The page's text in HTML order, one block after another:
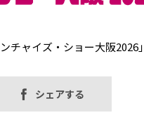
ャイズ・ショー大阪2026
シェアする